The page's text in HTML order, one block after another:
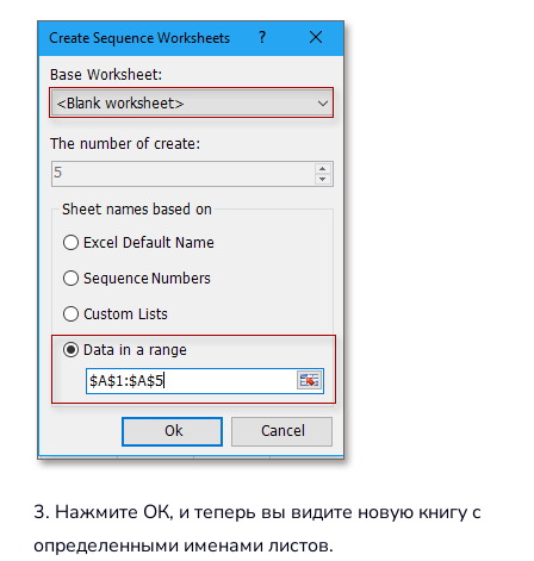
3. Нажмите ОК, и теперь вы видите новую книгу с
определенными именами листов.